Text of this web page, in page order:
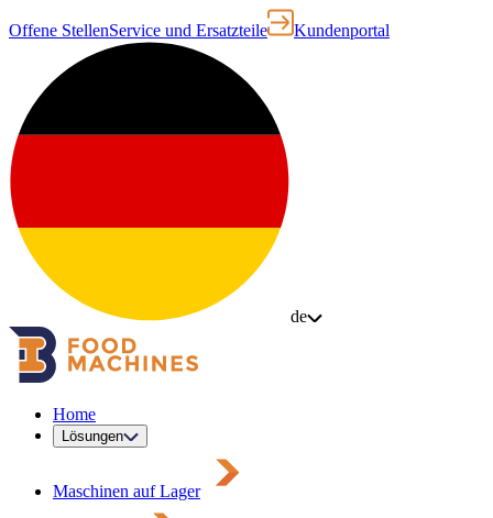
Offene StellenService und Ersatzteile Kundenportal
de
Home
Lösungen
Maschinen auf Lager